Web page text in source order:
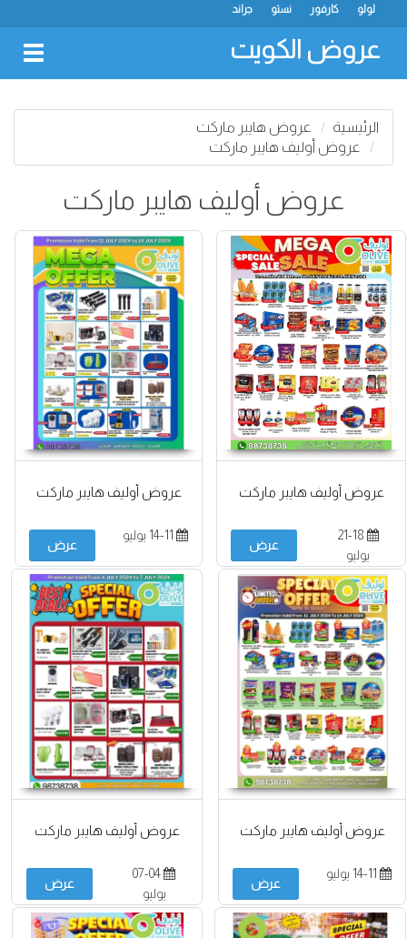
جراند نستو كارفور لولو
عروض الكويت
الرئيسية
عروض هايبر ماركت
عروض أوليف هايبر ماركت
عروض أوليف هايبر ماركت
عروض أوليف هايبر ماركت
21-18
يوليو
عرض
عروض أوليف هايبر ماركت
عرض
عروض أوليف هايبر ماركت
عرض
عروض أوليف هايبر ماركت
07-04
يوليو
عرض